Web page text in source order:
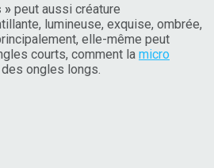
» peut aussi créature
lumineuse, exquise, ombrée,
elle-même peut
courts, comment la micro
ongles longs.